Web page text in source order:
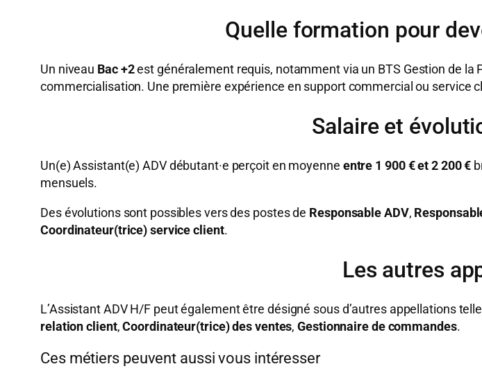
Quelle formation pour
Un niveau Bac +2est généralement requis, notamment via un BTS Gestion de la
commercialisation. Une première expérience en support commercial ou service
Salaire et
Un(e) Assistant(e) ADV débutant·e perçoit en moyenne entre 1 900 € et 2 200 €
mensuels.
Des évolutions sont possibles vers des postes de Responsable ADV,
Coordinateur(trice) service client.
Les autres
L’Assistant ADV H/F peut également être désigné sous d’autres appellations
relation client,Coordinateur(trice) des ventes,Gestionnaire de commandes.
Ces métiers peuvent aussi vous intéresser